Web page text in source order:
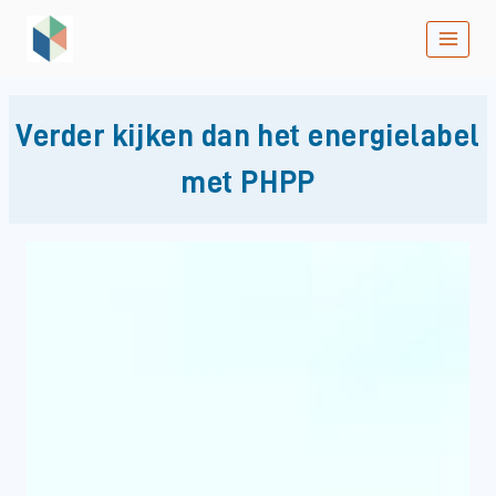
Doorgaan
inhoud
Verder kijken dan het energielabel
met PHPP